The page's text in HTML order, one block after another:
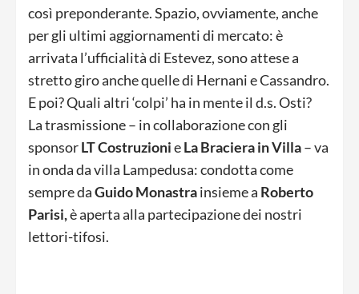
così preponderante. Spazio, ovviamente, anche
per gli ultimi aggiornamenti di mercato: è
arrivata l’ufficialità di Estevez, sono attese a
stretto giro anche quelle di Hernani e Cassandro.
E poi? Quali altri ‘colpi’ ha in mente il d.s. Osti?
La trasmissione – in collaborazione con gli
sponsorLT CostruzionieLa Braciera in Villa– va
in onda da villa Lampedusa: condotta come
sempre daGuido Monastrainsieme a Roberto
Parisi,è aperta alla partecipazione dei nostri
lettori-tifosi.